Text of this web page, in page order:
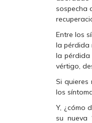
sospecha
Entre los
la pérdida
la pérdida
vértigo,
Si quieres
los
Y, ¿cómo
su nueva